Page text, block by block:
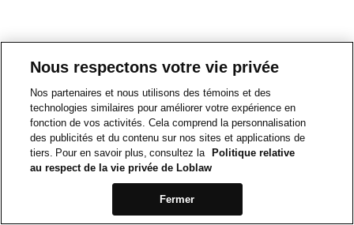
Nous respectons votre vie privée
Nos partenaires et nous utilisons des témoins et des
technologies similaires pour améliorer votre expérience en
fonction de vos activités. Cela comprend la personnalisation
des publicités et du contenu sur nos sites et applications de
tiers. Pour en savoir plus, consultez la
Politique relative
au respect de la vie privée de Loblaw
Fermer